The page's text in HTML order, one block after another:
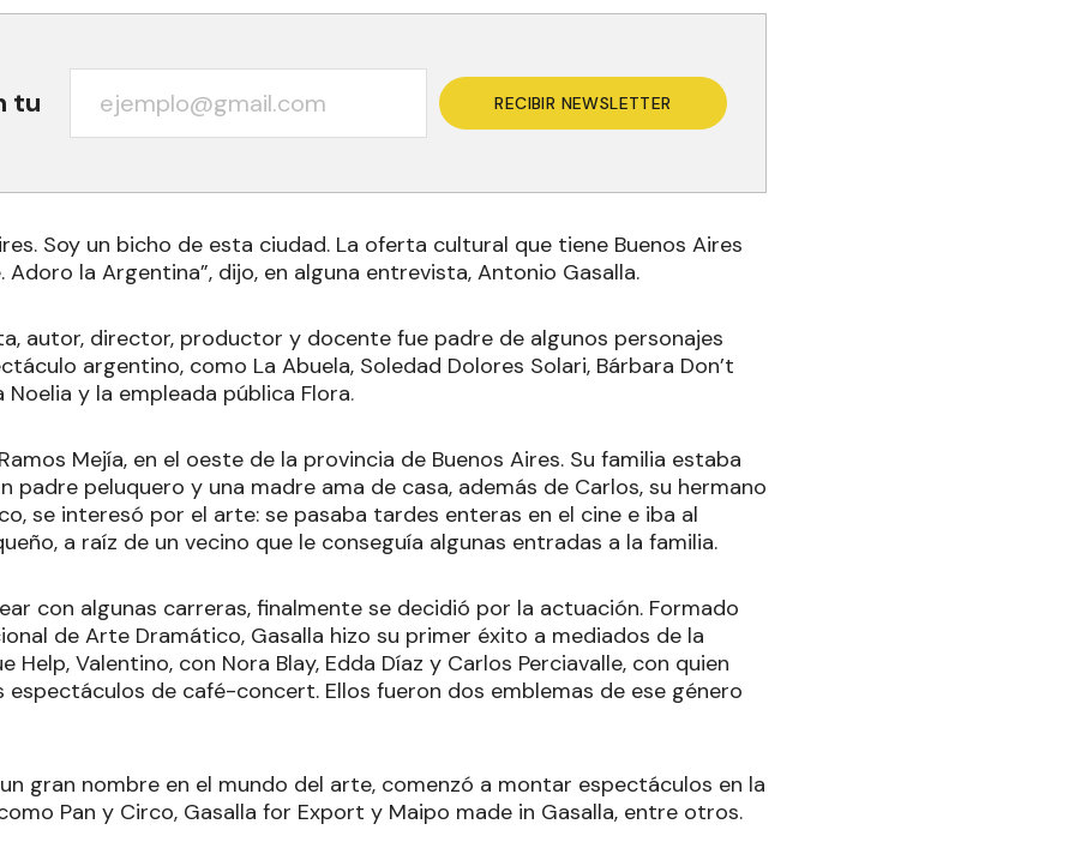
tu RECIBIR NEWSLETTER
Soy un bicho de esta ciudad. La oferta cultural que tiene Buenos Aires
Adoro la Argentina”, dijo, en alguna entrevista, Antonio Gasalla.
autor, director, productor y docente fue padre de algunos personajes
argentino, como La Abuela, Soledad Dolores Solari, Bárbara Don’t
Noelia y la empleada pública Flora.
Mejía, en el oeste de la provincia de Buenos Aires. Su familia estaba
padre peluquero y una madre ama de casa, además de Carlos, su hermano
se interesó por el arte: se pasaba tardes enteras en el cine e iba al
a raíz de un vecino que le conseguía algunas entradas a la familia.
con algunas carreras, finalmente se decidió por la actuación. Formado
de Arte Dramático, Gasalla hizo su primer éxito a mediados de la
Help, Valentino, con Nora Blay, Edda Díaz y Carlos Perciavalle, con quien
espectáculos de café-concert. Ellos fueron dos emblemas de ese género
gran nombre en el mundo del arte, comenzó a montar espectáculos en la
Pan y Circo, Gasalla for Export y Maipo made in Gasalla, entre otros.